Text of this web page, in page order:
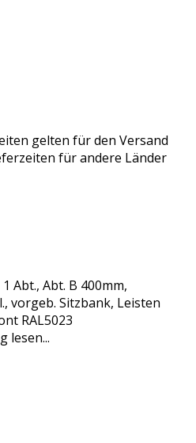
gelten für den Versand
für andere Länder
Abt., Abt. B 400mm,
vorgeb. Sitzbank, Leisten
RAL5023
lesen...